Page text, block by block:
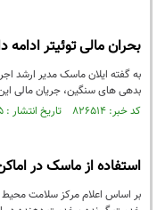
بحران مالی توئیتر ادامه دارد/ کاهش
بدهی های سنگین، جریان مالی
کد خبر: ۸۲۶۵۱۴ تاریخ انتشار : ۱۴۰۲/۰۴/۲۵
استفاده از ماسک در اماکن
بر اساس اعلام مرکز سلامت محیط